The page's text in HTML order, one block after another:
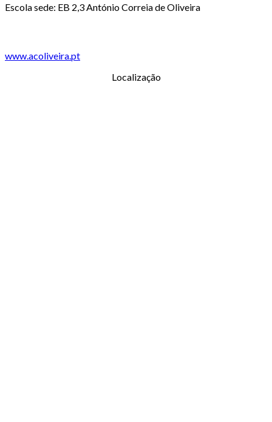
Escola sede: EB 2,3 António Correia de Oliveira
www.acoliveira.pt
Localização